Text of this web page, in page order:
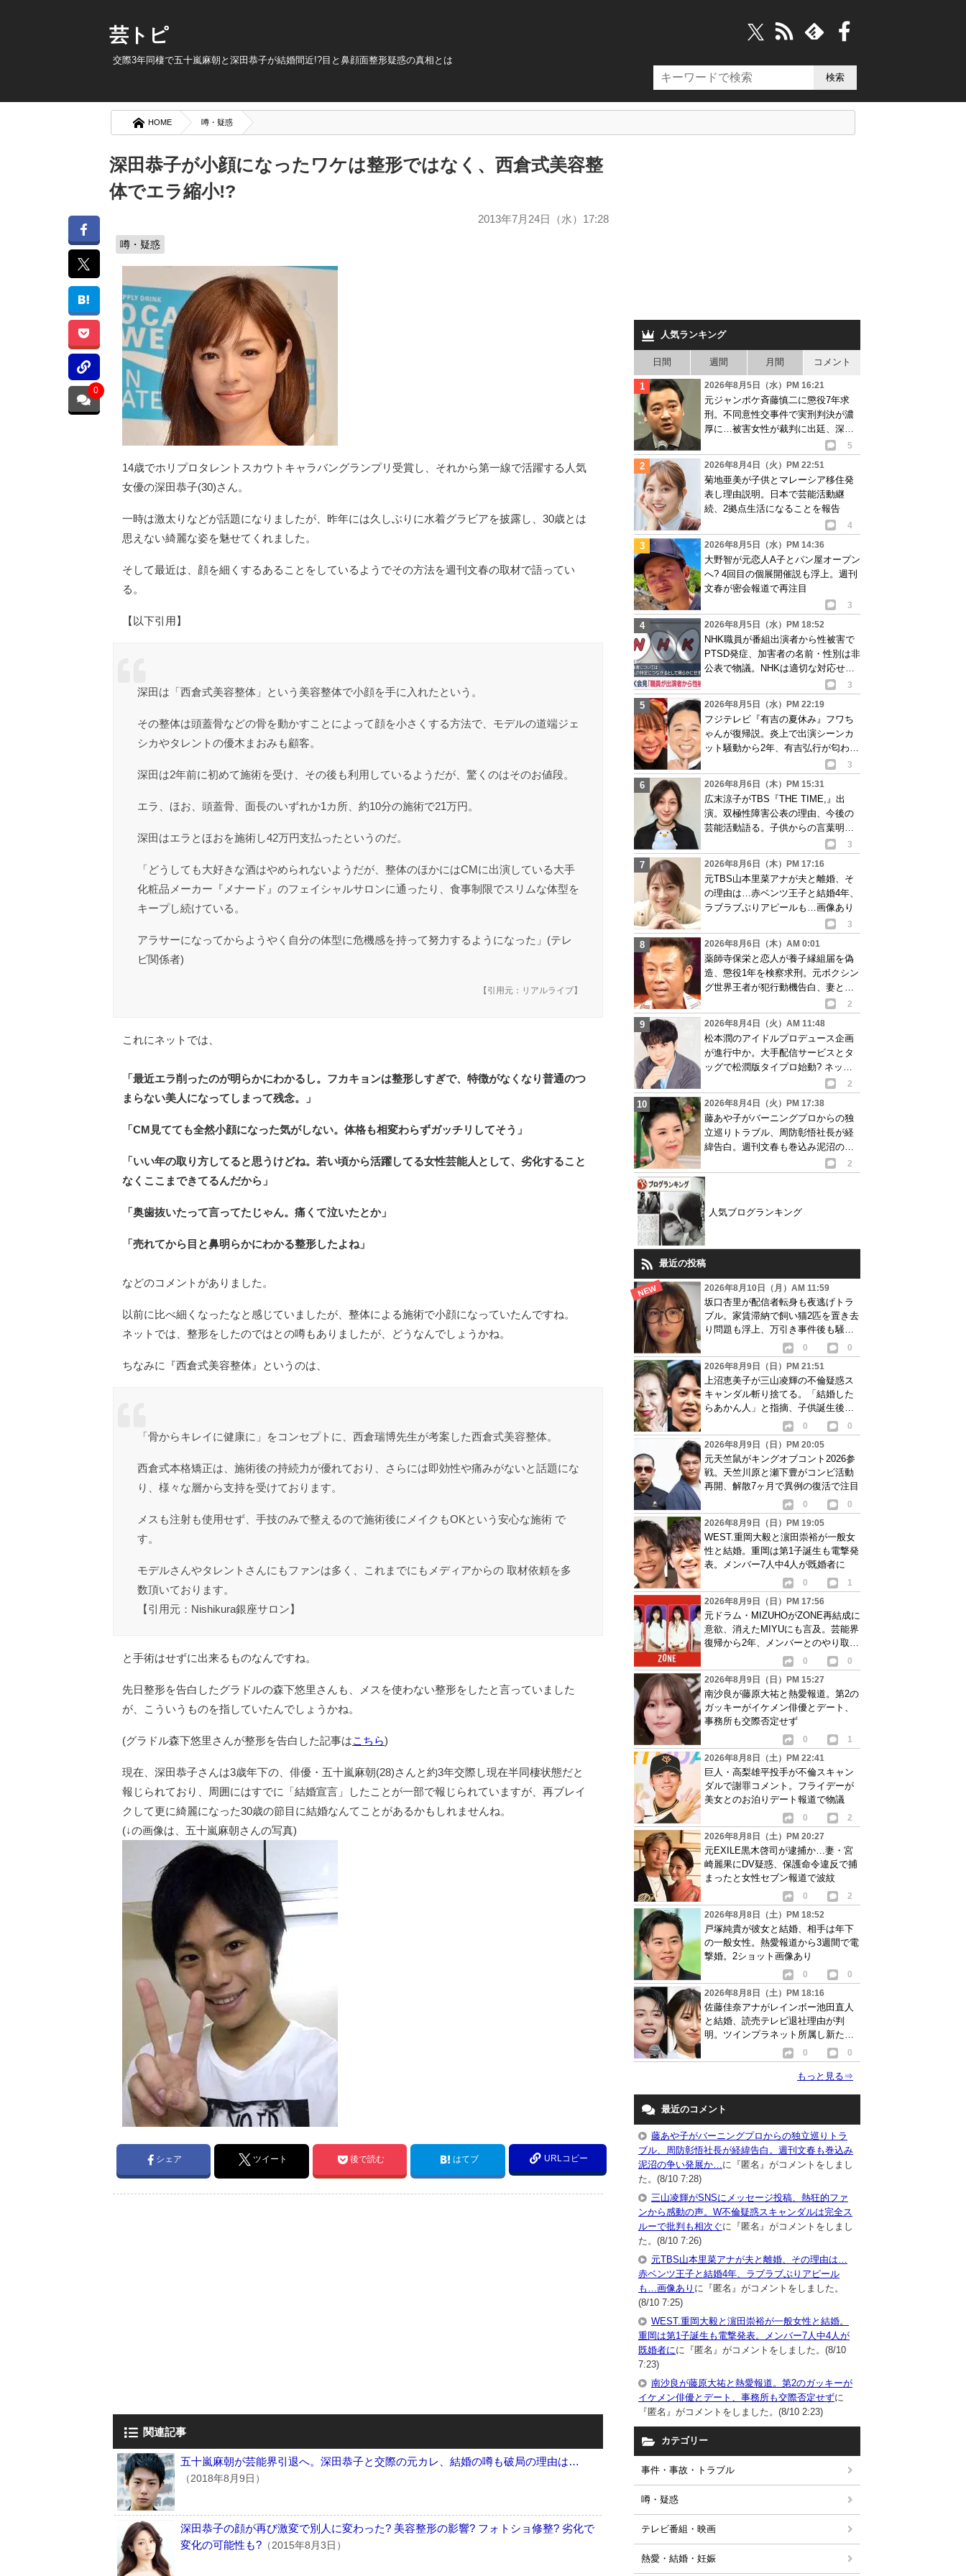
芸トピ
交際3年同棲で五十嵐麻朝と深田恭子が結婚間近!?目と鼻顔面整形疑惑の真相とは
HOME 噂・疑惑
深田恭子が小顔になったワケは整形ではなく、西倉式美容整
体でエラ縮小!?
2013年7月24日（水）17:28
噂・疑惑
0
14歳でホリプロタレントスカウトキャラバングランプリ受賞し、それから第一線で活躍する人気
女優の深田恭子(30)さん。
一時は激太りなどが話題になりましたが、昨年には久しぶりに水着グラビアを披露し、30歳とは
思えない綺麗な姿を魅せてくれました。
そして最近は、顔を細くするあることをしているようでその方法を週刊文春の取材で語ってい
る。
【以下引用】
深田は「西倉式美容整体」という美容整体で小顔を手に入れたという。
その整体は頭蓋骨などの骨を動かすことによって顔を小さくする方法で、モデルの道端ジェ
シカやタレントの優木まおみも顧客。
深田は2年前に初めて施術を受け、その後も利用しているようだが、驚くのはそのお値段。
エラ、ほお、頭蓋骨、面長のいずれか1カ所、約10分の施術で21万円。
深田はエラとほおを施術し42万円支払ったというのだ。
「どうしても大好きな酒はやめられないようだが、整体のほかにはCMに出演している大手
化粧品メーカー『メナード』のフェイシャルサロンに通ったり、食事制限でスリムな体型を
キープし続けている。
アラサーになってからようやく自分の体型に危機感を持って努力するようになった」(テレ
ビ関係者)
【引用元： リアルライブ】
これにネットでは、
「最近エラ削ったのが明らかにわかるし。フカキョンは整形しすぎで、特徴がなくなり普通のつ
まらない美人になってしまって残念。」
「CM見てても全然小顔になった気がしない。体格も相変わらずガッチリしてそう」
「いい年の取り方してると思うけどね。若い頃から活躍してる女性芸能人として、劣化すること
なくここまできてるんだから」
「奥歯抜いたって言ってたじゃん。痛くて泣いたとか」
「売れてから目と鼻明らかにわかる整形したよね」
などのコメントがありました。
以前に比べ細くなったなと感じていましたが、整体による施術で小顔になっていたんですね。
ネットでは、整形をしたのではとの噂もありましたが、どうなんでしょうかね。
ちなみに『西倉式美容整体』というのは、
「骨からキレイに健康に」をコンセプトに、西倉瑞博先生が考案した西倉式美容整体。
西倉式本格矯正は、施術後の持続力が優れており、さらには即効性や痛みがないと話題にな
り、様々な層から支持を受けております。
メスも注射も使用せず、手技のみで整えるので施術後にメイクもOKという安心な施術 で
す。
モデルさんやタレントさんにもファンは多く、これまでにもメディアからの 取材依頼を多
数頂いております。
【引用元：Nishikura銀座サロン】
と手術はせずに出来るものなんですね。
先日整形を告白したグラドルの森下悠里さんも、メスを使わない整形をしたと言っていました
が、こういうものを指していたんでしょうかね。
(グラドル森下悠里さんが整形を告白した記事はこちら)
現在、深田恭子さんは3歳年下の、俳優・五十嵐麻朝(28)さんと約3年交際し現在半同棲状態だと
報じられており、周囲にはすでに「結婚宣言」したことが一部で報じられていますが、再ブレイ
クして更に綺麗になった30歳の節目に結婚なんてことがあるかもしれませんね。
(↓の画像は、五十嵐麻朝さんの写真)
シェア ツイート 後で読む はてブ URLコピー
関連記事
五十嵐麻朝が芸能界引退へ。深田恭子と交際の元カレ、結婚の噂も破局の理由は…
（2018年8月9日）
深田恭子の顔が再び激変で別人に変わった? 美容整形の影響? フォトショ修整? 劣化で
変化の可能性も? （2015年8月3日）
人気ランキング
日間 週間 月間 コメント
2026年8月5日（水）PM 16:21
元ジャンポケ斉藤慎二に懲役7年求
刑。不同意性交事件で実刑判決が濃
厚に…被害女性が裁判に出廷、深刻
5
2026年8月4日（火）PM 22:51
菊地亜美が子供とマレーシア移住発
表し理由説明。日本で芸能活動継
続、2拠点生活になることを報告
4
2026年8月5日（水）PM 14:36
大野智が元恋人A子とパン屋オープン
へ? 4回目の個展開催説も浮上。週刊
文春が密会報道で再注目
3
2026年8月5日（水）PM 18:52
NHK職員が番組出演者から性被害で
PTSD発症、加害者の名前・性別は非
公表で物議。NHKは適切な対応せず
3
2026年8月5日（水）PM 22:19
フジテレビ『有吉の夏休み』フワち
ゃんが復帰説。炎上で出演シーンカ
ット騒動から2年、有吉弘行が匂わせ
3
2026年8月6日（木）PM 15:31
広末涼子がTBS『THE TIME,』出
演。双極性障害公表の理由、今後の
芸能活動語る。子供からの言葉明か
3
2026年8月6日（木）PM 17:16
元TBS山本里菜アナが夫と離婚、そ
の理由は…赤ベンツ王子と結婚4年、
ラブラブぶりアピールも…画像あり
3
2026年8月6日（木）AM 0:01
薬師寺保栄と恋人が養子縁組届を偽
造、懲役1年を検察求刑。元ボクシン
グ世界王者が犯行動機告白、妻と離
2
2026年8月4日（火）AM 11:48
松本潤のアイドルプロデュース企画
が進行中か。大手配信サービスとタ
ッグで松潤版タイプロ始動? ネット
2
2026年8月4日（火）PM 17:38
藤あや子がバーニングプロからの独
立巡りトラブル、周防彰悟社長が経
緯告白。週刊文春も巻込み泥沼の争
2
人気ブログランキング
最近の投稿
2026年8月10日（月）AM 11:59
坂口杏里が配信者転身も夜逃げトラ
ブル。家賃滞納で飼い猫2匹を置き去
り問題も浮上、万引き事件後も騒動
0
0
2026年8月9日（日）PM 21:51
上沼恵美子が三山凌輝の不倫疑惑ス
キャンダル斬り捨てる。「結婚した
らあかん人」と指摘、子供誕生後の
0
0
2026年8月9日（日）PM 20:05
元天竺鼠がキングオブコント2026参
戦。天竺川原と瀬下豊がコンビ活動
再開、解散7ヶ月で異例の復活で注目
0
0
2026年8月9日（日）PM 19:05
WEST.重岡大毅と濵田崇裕が一般女
性と結婚。重岡は第1子誕生も電撃発
表。メンバー7人中4人が既婚者に
0
1
2026年8月9日（日）PM 17:56
元ドラム・MIZUHOがZONE再結成に
意欲、消えたMIYUにも言及。芸能界
復帰から2年、メンバーとのやり取り
0
0
2026年8月9日（日）PM 15:27
南沙良が藤原大祐と熱愛報道。第2の
ガッキーがイケメン俳優とデート、
事務所も交際否定せず
0
1
2026年8月8日（土）PM 22:41
巨人・高梨雄平投手が不倫スキャン
ダルで謝罪コメント。フライデーが
美女とのお泊りデート報道で物議
0
2
2026年8月8日（土）PM 20:27
元EXILE黒木啓司が逮捕か…妻・宮
崎麗果にDV疑惑、保護命令違反で捕
まったと女性セブン報道で波紋
0
2
2026年8月8日（土）PM 18:52
戸塚純貴が彼女と結婚、相手は年下
の一般女性。熱愛報道から3週間で電
撃婚。2ショット画像あり
0
0
2026年8月8日（土）PM 18:16
佐藤佳奈アナがレインボー池田直人
と結婚、読売テレビ退社理由が判
明。ツインプラネット所属し新たな
0 0
もっと見る⇒
最近のコメント
藤あや子がバーニングプロからの独立巡りトラ
ブル、周防彰悟社長が経緯告白。週刊文春も巻込み
泥沼の争い発展か… に『匿名』がコメントをしまし
た。(8/10 7:28)
三山凌輝がSNSにメッセージ投稿、熱狂的ファ
ンから感動の声。W不倫疑惑スキャンダルは完全ス
ルーで批判も相次ぐに『匿名』がコメントをしまし
た。(8/10 7:26)
元TBS山本里菜アナが夫と離婚、その理由は…
赤ベンツ王子と結婚4年、ラブラブぶりアピール
も…画像あり に『匿名』がコメントをしました。
(8/10 7:25)
WEST.重岡大毅と濵田崇裕が一般女性と結婚。
重岡は第1子誕生も電撃発表。メンバー7人中4人が
既婚者にに『匿名』がコメントをしました。(8/10
7:23)
南沙良が藤原大祐と熱愛報道。第2のガッキーが
イケメン俳優とデート、事務所も交際否定せずに
『匿名』がコメントをしました。(8/10 2:23)
カテゴリー
事件・事故・トラブル
噂・疑惑
テレビ番組・映画
熱愛・結婚・妊娠